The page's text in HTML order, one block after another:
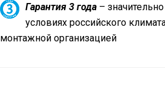
Гарантия 3 года –
условиях российского
монтажной организацией